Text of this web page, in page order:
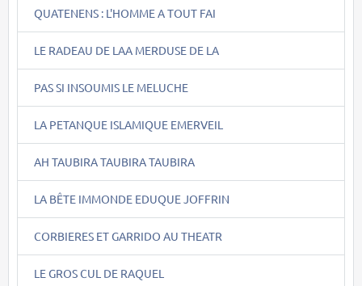
QUATENENS : L'HOMME A TOUT FAI
LE RADEAU DE LAA MERDUSE DE LA
PAS SI INSOUMIS LE MELUCHE
LA PETANQUE ISLAMIQUE EMERVEIL
AH TAUBIRA TAUBIRA TAUBIRA
LA BÊTE IMMONDE EDUQUE JOFFRIN
CORBIERES ET GARRIDO AU THEATR
LE GROS CUL DE RAQUEL